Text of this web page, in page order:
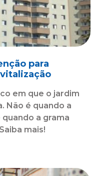
para
em que o jardim
Não é quando a
a grama
mais!